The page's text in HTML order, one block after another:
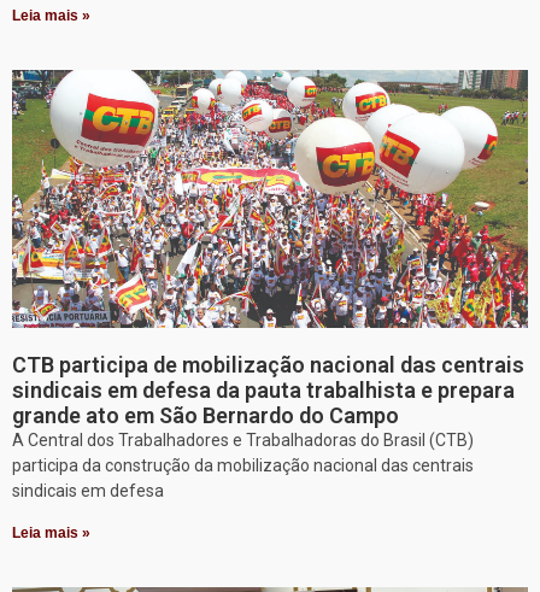
Leia mais »
CTB participa de mobilização nacional das centrais
sindicais em defesa da pauta trabalhista e prepara
grande ato em São Bernardo do Campo
A Central dos Trabalhadores e Trabalhadoras do Brasil (CTB)
participa da construção da mobilização nacional das centrais
sindicais em defesa
Leia mais »